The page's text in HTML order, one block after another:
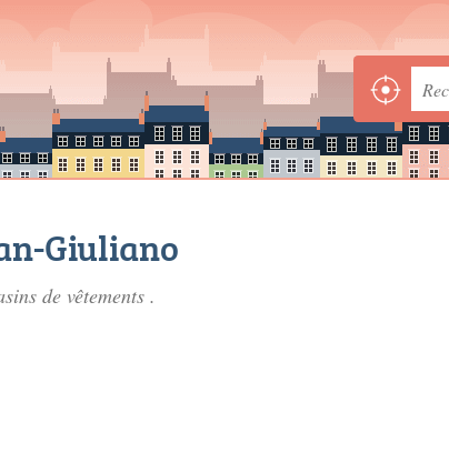
Giuliano
de vêtements .